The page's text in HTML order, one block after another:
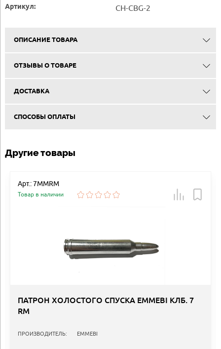
Артикул: CH-CBG-2
ОПИСАНИЕ ТОВАРА
ОТЗЫВЫ О ТОВАРЕ
ДОСТАВКА
СПОСОБЫ ОПЛАТЫ
Другие товары
Арт.: 7MMRM
Товар в наличии
ПАТРОН ХОЛОСТОГО СПУСКА EMMEBI КЛБ. 7
RM
ПРОИЗВОДИТЕЛЬ: EMMEBI